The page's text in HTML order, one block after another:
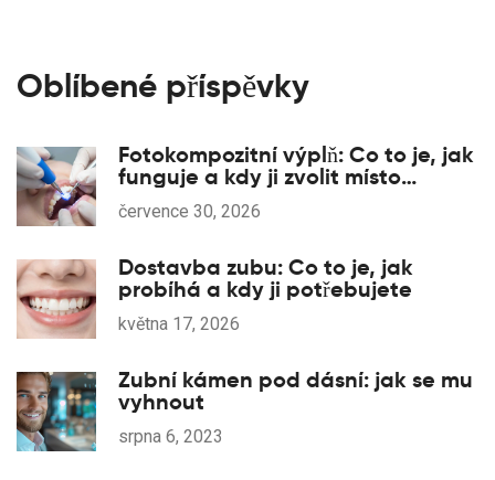
Oblíbené příspěvky
Fotokompozitní výplň: Co to je, jak
funguje a kdy ji zvolit místo
keramiky
července 30, 2026
Dostavba zubu: Co to je, jak
probíhá a kdy ji potřebujete
května 17, 2026
Zubní kámen pod dásní: jak se mu
vyhnout
srpna 6, 2023